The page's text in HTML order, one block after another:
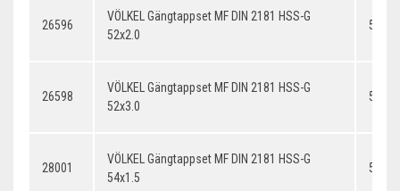
26596
VÖLKEL Gängtappset MF DIN 2181 HSS-G
52x2.0
26598
VÖLKEL Gängtappset MF DIN 2181 HSS-G
52x3.0
28001
VÖLKEL Gängtappset MF DIN 2181 HSS-G
54x1.5